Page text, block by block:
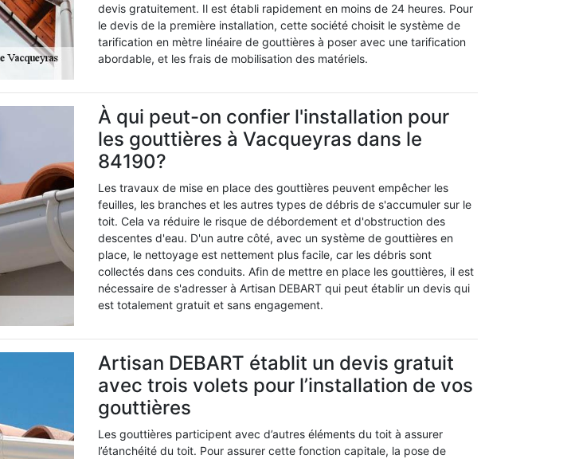
devis gratuitement. Il est établi rapidement en moins de 24 heures. Pour
le devis de la première installation, cette société choisit le système de
tarification en mètre linéaire de gouttières à poser avec une tarification
abordable, et les frais de mobilisation des matériels.
À qui peut-on confier l'installation pour
les gouttières à Vacqueyras dans le
84190?
Les travaux de mise en place des gouttières peuvent empêcher les
feuilles, les branches et les autres types de débris de s'accumuler sur le
toit. Cela va réduire le risque de débordement et d'obstruction des
descentes d'eau. D'un autre côté, avec un système de gouttières en
place, le nettoyage est nettement plus facile, car les débris sont
collectés dans ces conduits. Afin de mettre en place les gouttières, il est
nécessaire de s'adresser à Artisan DEBART qui peut établir un devis qui
est totalement gratuit et sans engagement.
Artisan DEBART établit un devis gratuit
avec trois volets pour l’installation de vos
gouttières
Les gouttières participent avec d’autres éléments du toit à assurer
l’étanchéité du toit. Pour assurer cette fonction capitale, la pose de